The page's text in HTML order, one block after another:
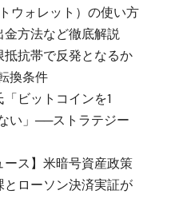
ウォレット）の使い方
金方法など徹底解説
抗帯で反発となるか
換条件
ビットコインを1
い」──ストラテジー
ース】米暗号資産政策
ローソン決済実証が